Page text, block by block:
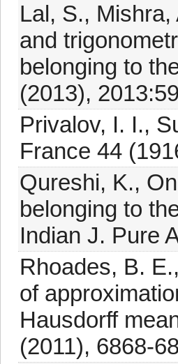
Lal, S.,
and
belonging to
(2013),
Privalov, I. I.,
France 44
Qureshi, K.,
belonging to
Indian J. Pure
Rhoades, B.
of
Hausdorff
(2011), 6868-